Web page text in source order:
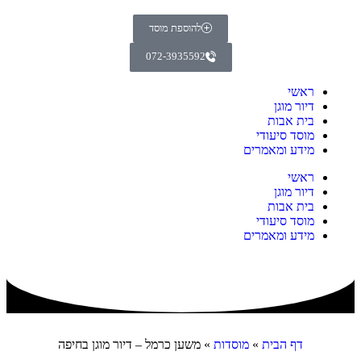
להוספת מוסד
072-3935592
ראשי
דיור מוגן
בית אבות
מוסד סיעודי
מידע ומאמרים
ראשי
דיור מוגן
בית אבות
מוסד סיעודי
מידע ומאמרים
דף הבית » מוסדות » משען כרמל – דיור מוגן בחיפה